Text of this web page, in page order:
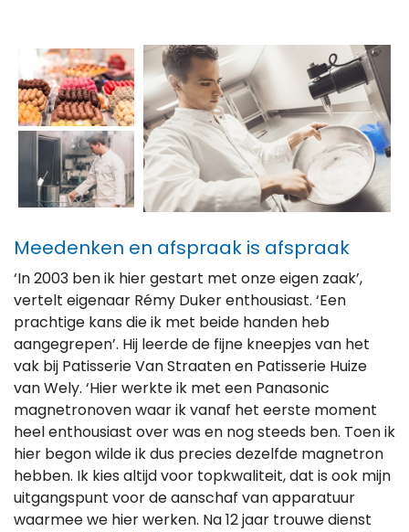
Meedenken en afspraak is afspraak
‘In 2003 ben ik hier gestart met onze eigen zaak’,
vertelt eigenaar Rémy Duker enthousiast. ‘Een
prachtige kans die ik met beide handen heb
aangegrepen’. Hij leerde de fijne kneepjes van het
vak bij Patisserie Van Straaten en Patisserie Huize
van Wely. ‘Hier werkte ik met een Panasonic
magnetronoven waar ik vanaf het eerste moment
heel enthousiast over was en nog steeds ben. Toen ik
hier begon wilde ik dus precies dezelfde magnetron
hebben. Ik kies altijd voor topkwaliteit, dat is ook mijn
uitgangspunt voor de aanschaf van apparatuur
waarmee we hier werken. Na 12 jaar trouwe dienst